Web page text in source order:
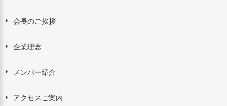
会長のご挨拶
企業理念
メンバー紹介
アクセスご案内